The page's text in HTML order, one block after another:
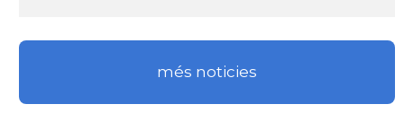
més noticies